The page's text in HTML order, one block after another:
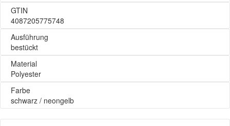
GTIN
4087205775748
Ausführung
bestückt
Material
Polyester
Farbe
schwarz / neongelb